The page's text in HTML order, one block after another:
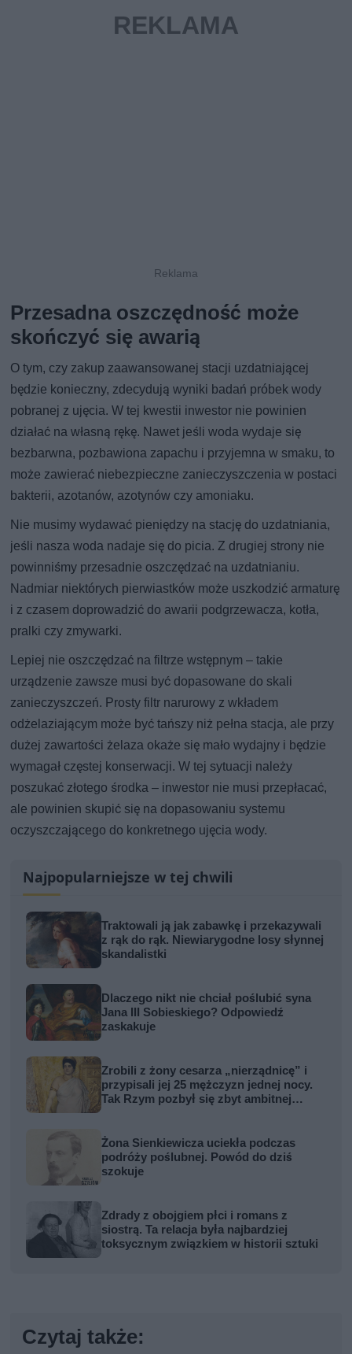
Przesadna oszczędność może
skończyć się awarią
O tym, czy zakup zaawansowanej stacji uzdatniającej
będzie konieczny, zdecydują wyniki badań próbek wody
pobranej z ujęcia. W tej kwestii inwestor nie powinien
działać na własną rękę. Nawet jeśli woda wydaje się
bezbarwna, pozbawiona zapachu i przyjemna w smaku, to
może zawierać niebezpieczne zanieczyszczenia w postaci
bakterii, azotanów, azotynów czy amoniaku.
Nie musimy wydawać pieniędzy na stację do uzdatniania,
jeśli nasza woda nadaje się do picia. Z drugiej strony nie
powinniśmy przesadnie oszczędzać na uzdatnianiu.
Nadmiar niektórych pierwiastków może uszkodzić armaturę
i z czasem doprowadzić do awarii podgrzewacza, kotła,
pralki czy zmywarki.
Lepiej nie oszczędzać na filtrze wstępnym – takie
urządzenie zawsze musi być dopasowane do skali
zanieczyszczeń. Prosty filtr narurowy z wkładem
odżelaziającym może być tańszy niż pełna stacja, ale przy
dużej zawartości żelaza okaże się mało wydajny i będzie
wymagał częstej konserwacji. W tej sytuacji należy
poszukać złotego środka – inwestor nie musi przepłacać,
ale powinien skupić się na dopasowaniu systemu
oczyszczającego do konkretnego ujęcia wody.
Najpopularniejsze w tej chwili
Traktowali ją jak zabawkę i przekazywali
z rąk do rąk. Niewiarygodne losy słynnej
skandalistki
Dlaczego nikt nie chciał poślubić syna
Jana III Sobieskiego? Odpowiedź
zaskakuje
Zrobili z żony cesarza „nierządnicę” i
przypisali jej 25 mężczyzn jednej nocy.
Tak Rzym pozbył się zbyt ambitnej
Żona Sienkiewicza uciekła podczas
podróży poślubnej. Powód do dziś
szokuje
Zdrady z obojgiem płci i romans z
siostrą. Ta relacja była najbardziej
toksycznym związkiem w historii sztuki
Czytaj także: